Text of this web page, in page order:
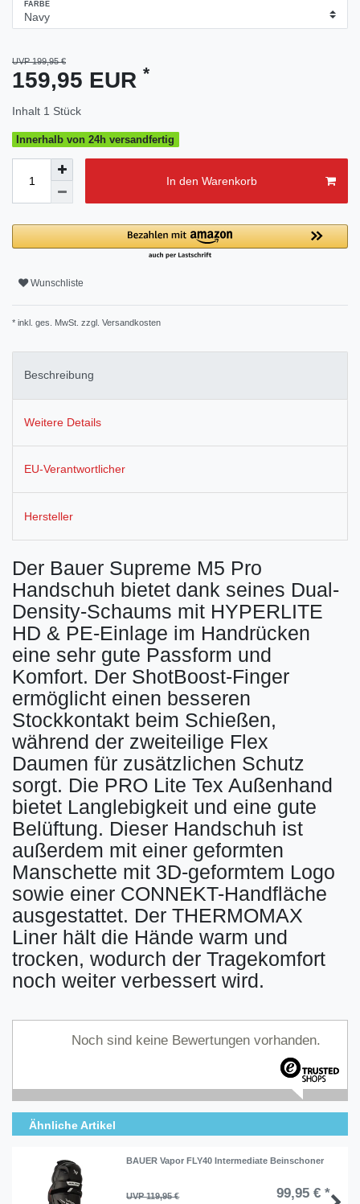
FARBE
UVP 199,95 €
159,95 EUR *
Inhalt 1 Stück
Innerhalb von 24h versandfertig
In den Warenkorb
Wunschliste
* inkl. ges. MwSt. zzgl. Versandkosten
Beschreibung
Weitere Details
EU-Verantwortlicher
Hersteller
Der Bauer Supreme M5 Pro
Handschuh bietet dank seines Dual-
Density-Schaums mit HYPERLITE
HD & PE-Einlage im Handrücken
eine sehr gute Passform und
Komfort. Der ShotBoost-Finger
ermöglicht einen besseren
Stockkontakt beim Schießen,
während der zweiteilige Flex
Daumen für zusätzlichen Schutz
sorgt. Die PRO Lite Tex Außenhand
bietet Langlebigkeit und eine gute
Belüftung. Dieser Handschuh ist
außerdem mit einer geformten
Manschette mit 3D-geformtem Logo
sowie einer CONNEKT-Handfläche
ausgestattet. Der THERMOMAX
Liner hält die Hände warm und
trocken, wodurch der Tragekomfort
noch weiter verbessert wird.
Noch sind keine Bewertungen vorhanden.
Ähnliche Artikel
BAUER Vapor FLY40 Intermediate Beinschoner
UVP 119,95 € 99,95 € *